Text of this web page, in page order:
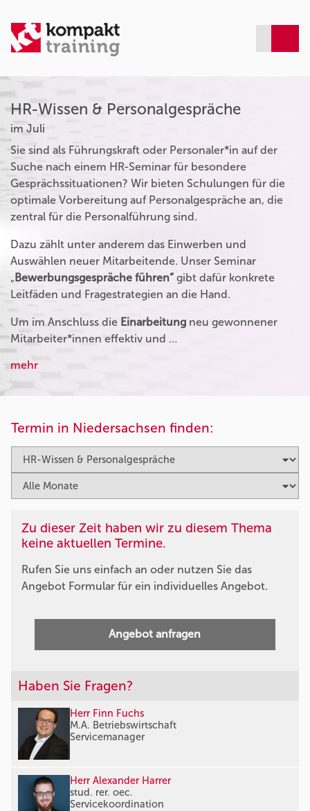
HR-Wissen & Personalgespräche
im Juli
Sie sind als Führungskraft oder Personaler*in auf der
Suche nach einem HR-Seminar für besondere
Gesprächssituationen? Wir bieten Schulungen für die
optimale Vorbereitung auf Personalgespräche an, die
zentral für die Personalführung sind.
Dazu zählt unter anderem das Einwerben und
Auswählen neuer Mitarbeitende. Unser Seminar
„Bewerbungsgespräche führen“ gibt dafür konkrete
Leitfäden und Fragestrategien an die Hand.
Um im Anschluss die Einarbeitung neu gewonnener
Mitarbeiter*innen effektiv und …
mehr
Termin in Niedersachsen finden:
Zu dieser Zeit haben wir zu diesem Thema
keine aktuellen Termine.
Rufen Sie uns einfach an oder nutzen Sie das
Angebot Formular für ein individuelles Angebot.
Angebot anfragen
Haben Sie Fragen?
Herr Finn Fuchs
M.A. Betriebswirtschaft
Servicemanager
Herr Alexander Harrer
stud. rer. oec.
Servicekoordination